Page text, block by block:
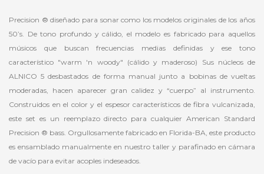
Precision ® diseñado para sonar como los modelos originales de los años
50’s. De tono profundo y cálido, el modelo es fabricado para aquellos
músicos que buscan frecuencias medias definidas y ese tono
característico "warm 'n woody" (cálido y maderoso) Sus núcleos de
ALNICO 5 desbastados de forma manual junto a bobinas de vueltas
moderadas, hacen aparecer gran calidez y “cuerpo” al instrumento.
Construidos en el color y el espesor característicos de fibra vulcanizada,
este set es un reemplazo directo para cualquier American Standard
Precision ® bass. Orgullosamente fabricado en Florida-BA, este producto
es ensamblado manualmente en nuestro taller y parafinado en cámara
de vacío para evitar acoples indeseados.